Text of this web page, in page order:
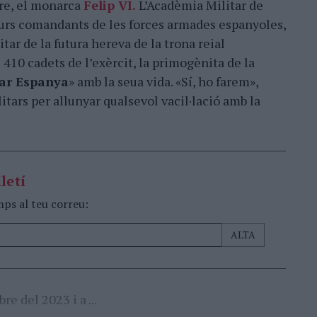
el monarca Felip VI. L’Acadèmia Militar de
comandants de les forces armades espanyoles,
de la futura hereva de la trona reial
cadets de l’exèrcit, la primogènita de la
Espanya» amb la seua vida. «Sí, ho farem»,
per allunyar qualsevol vacil·lació amb la
al teu correu:
del 2023 i a ...